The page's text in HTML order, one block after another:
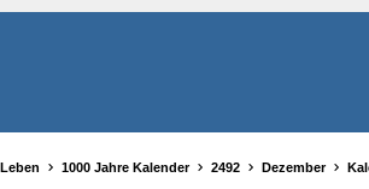
Leben 1000 Jahre Kalender 2492 Dezember